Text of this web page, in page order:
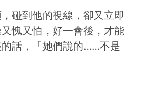
碰到他的視線，卻又立即
愧又怕，好一會後，才能
話，「她們說的……不是